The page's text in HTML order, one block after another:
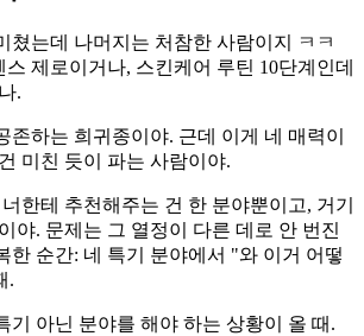
쳤는데 나머지는 처참한 사람이지 ㅋㅋ
제로이거나, 스킨케어 루틴 10단계인데
.
존하는 희귀종이야. 근데 이게 네 매력이
미친 듯이 파는 사람이야.
한테 추천해주는 건 한 분야뿐이고, 거기
야. 문제는 그 열정이 다른 데로 안 번진
한 순간: 네 특기 분야에서 "와 이거 어떻
.
기 아닌 분야를 해야 하는 상황이 올 때.